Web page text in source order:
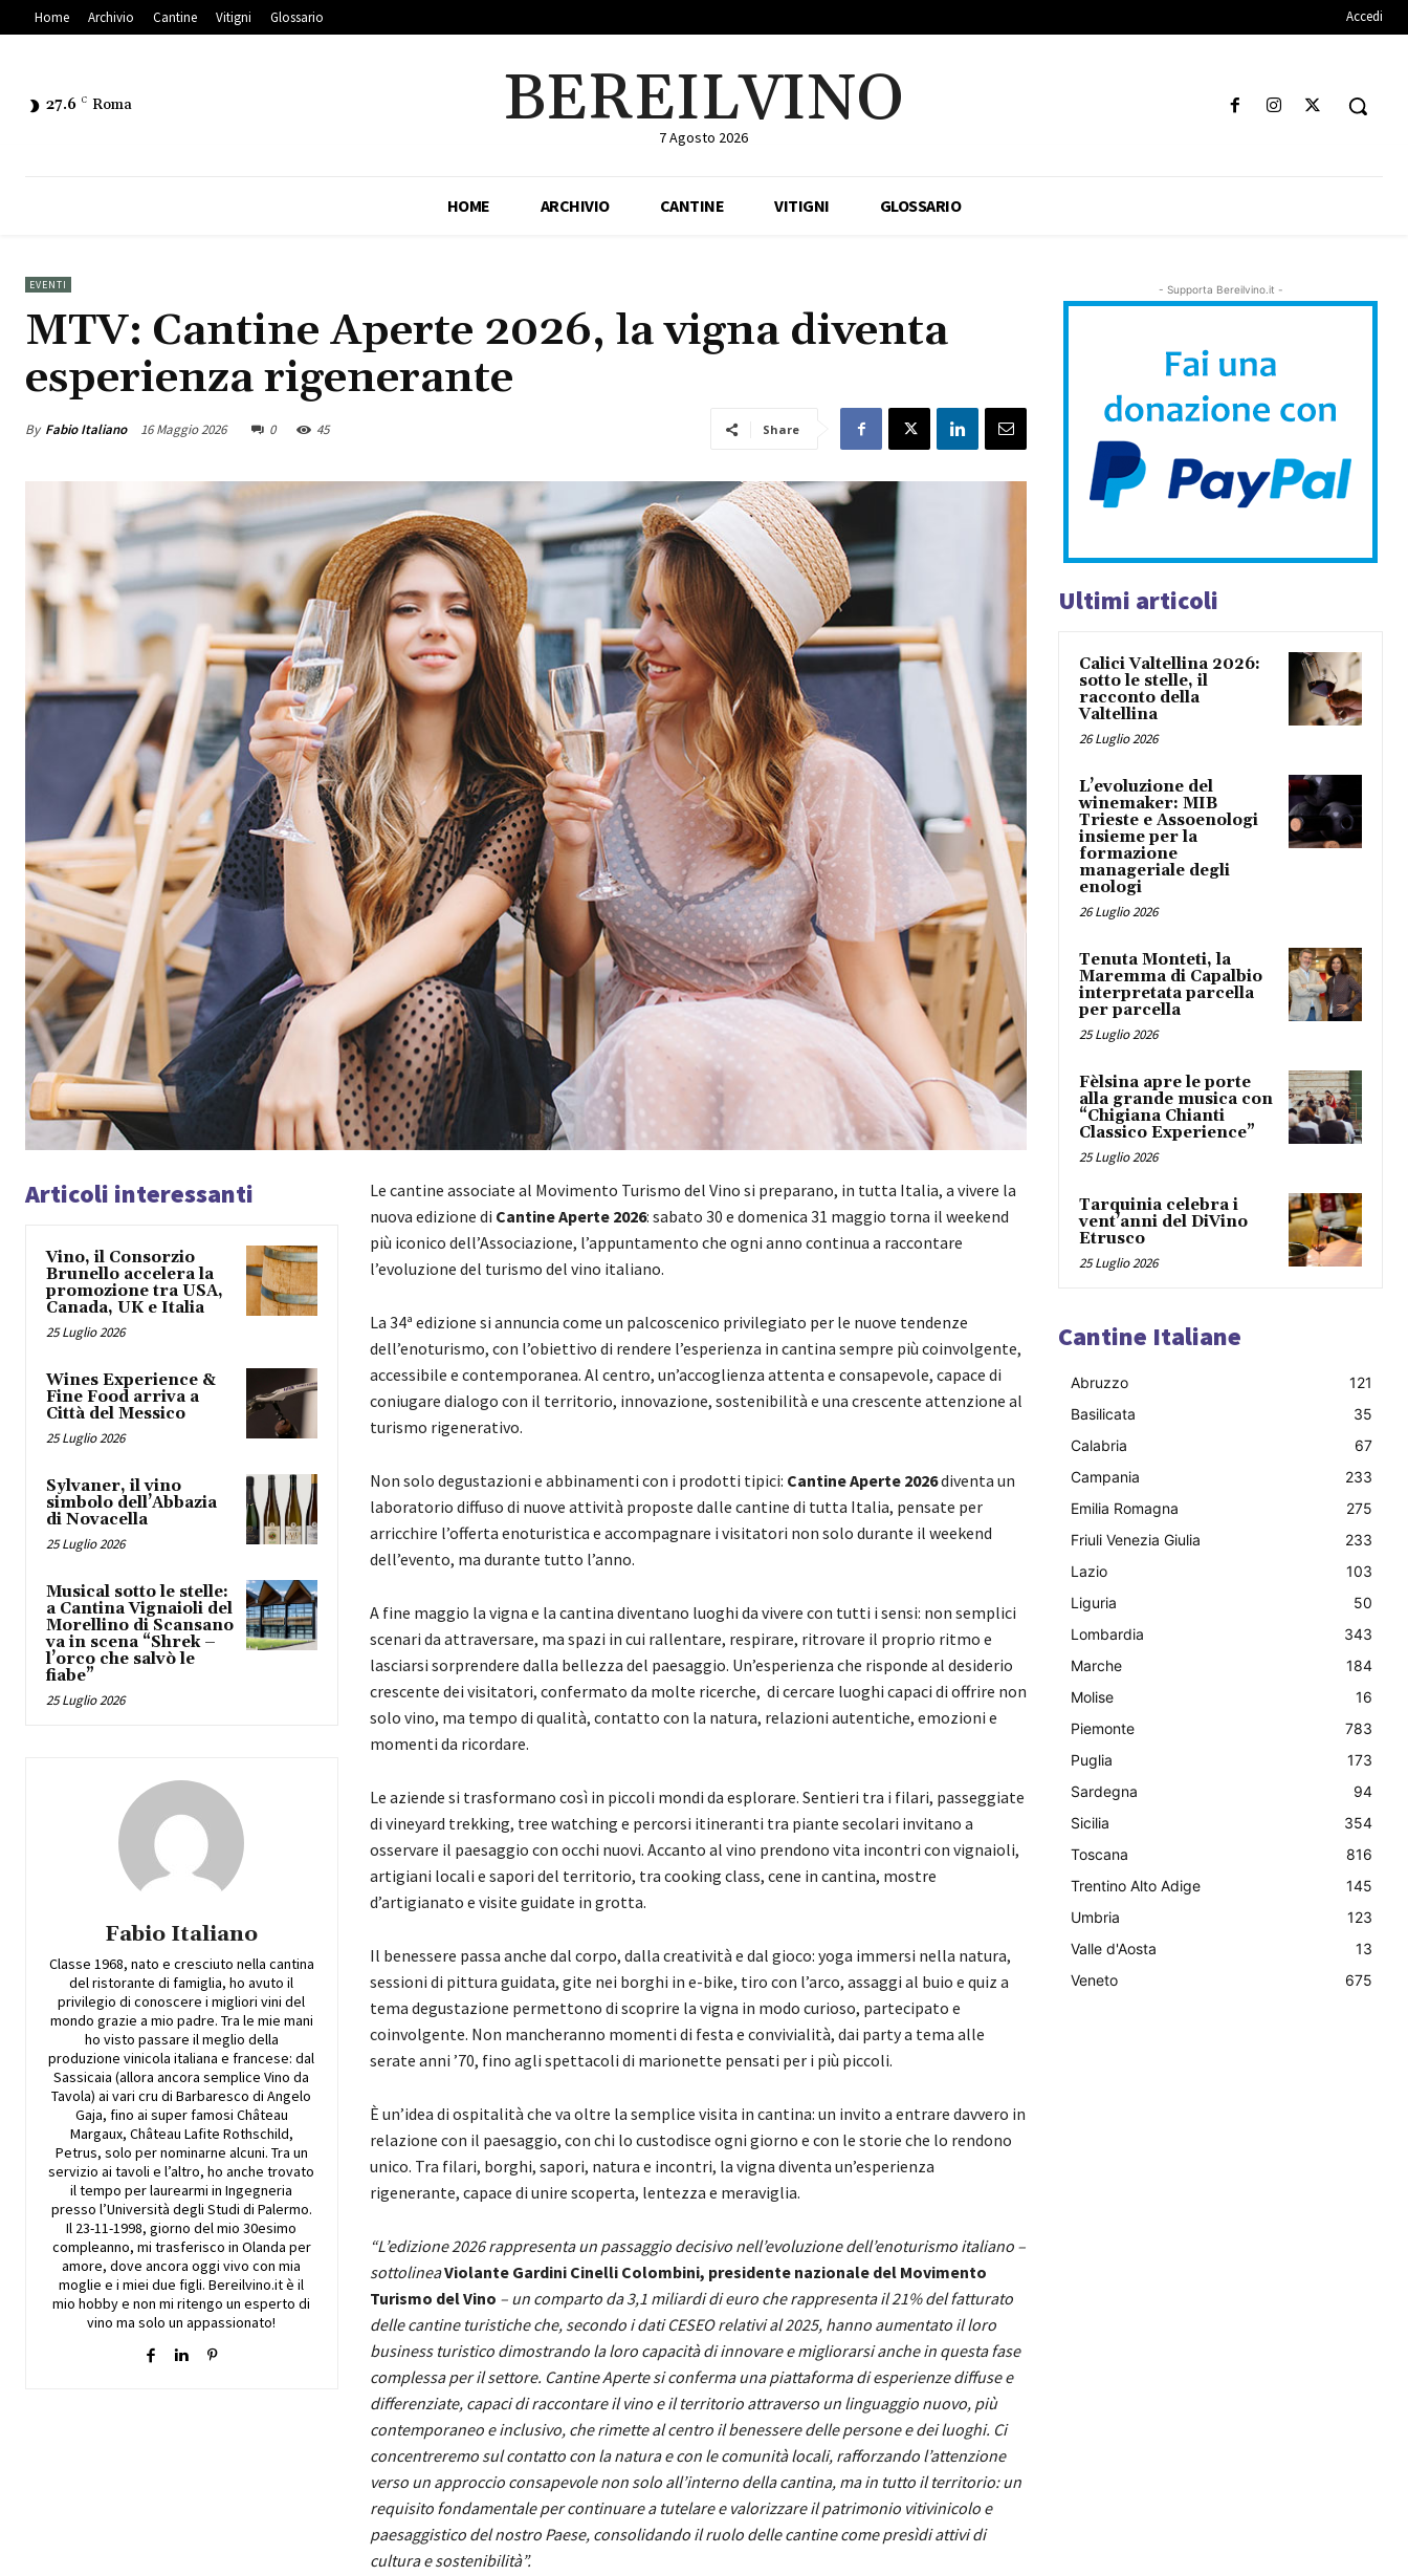
Home Archivio Cantine Vitigni Glossario Accedi
27.6 C Roma BEREILVINO
7 Agosto 2026
HOME ARCHIVIO CANTINE VITIGNI GLOSSARIO
EVENTI
MTV: Cantine Aperte 2026, la vigna diventa
esperienza rigenerante
By Fabio Italiano 16 Maggio 2026 0 45 Share
Articoli interessanti
Vino, il Consorzio
Brunello accelera la
promozione tra USA,
Canada, UK e Italia
25 Luglio 2026
Wines Experience &
Fine Food arriva a
Città del Messico
25 Luglio 2026
Sylvaner, il vino
simbolo dell’Abbazia
di Novacella
25 Luglio 2026
Musical sotto le stelle:
a Cantina Vignaioli del
Morellino di Scansano
va in scena “Shrek –
l’orco che salvò le
fiabe”
25 Luglio 2026
Fabio Italiano
Classe 1968, nato e cresciuto nella cantina
del ristorante di famiglia, ho avuto il
privilegio di conoscere i migliori vini del
mondo grazie a mio padre. Tra le mie mani
ho visto passare il meglio della
produzione vinicola italiana e francese: dal
Sassicaia (allora ancora semplice Vino da
Tavola) ai vari cru di Barbaresco di Angelo
Gaja, fino ai super famosi Château
Margaux, Château Lafite Rothschild,
Petrus, solo per nominarne alcuni. Tra un
servizio ai tavoli e l’altro, ho anche trovato
il tempo per laurearmi in Ingegneria
presso l’Università degli Studi di Palermo.
Il 23-11-1998, giorno del mio 30esimo
compleanno, mi trasferisco in Olanda per
amore, dove ancora oggi vivo con mia
moglie e i miei due figli. Bereilvino.it è il
mio hobby e non mi ritengo un esperto di
vino ma solo un appassionato!
Le cantine associate al Movimento Turismo del Vino si preparano, in tutta Italia, a vivere la
nuova edizione di Cantine Aperte 2026: sabato 30 e domenica 31 maggio torna il weekend
più iconico dell’Associazione, l’appuntamento che ogni anno continua a raccontare
l’evoluzione del turismo del vino italiano.
La 34ª edizione si annuncia come un palcoscenico privilegiato per le nuove tendenze
dell’enoturismo, con l’obiettivo di rendere l’esperienza in cantina sempre più coinvolgente,
accessibile e contemporanea. Al centro, un’accoglienza attenta e consapevole, capace di
coniugare dialogo con il territorio, innovazione, sostenibilità e una crescente attenzione al
turismo rigenerativo.
Non solo degustazioni e abbinamenti con i prodotti tipici: Cantine Aperte 2026diventa un
laboratorio diffuso di nuove attività proposte dalle cantine di tutta Italia, pensate per
arricchire l’offerta enoturistica e accompagnare i visitatori non solo durante il weekend
dell’evento, ma durante tutto l’anno.
A fine maggio la vigna e la cantina diventano luoghi da vivere con tutti i sensi: non semplici
scenari da attraversare, ma spazi in cui rallentare, respirare, ritrovare il proprio ritmo e
lasciarsi sorprendere dalla bellezza del paesaggio. Un’esperienza che risponde al desiderio
crescente dei visitatori, confermato da molte ricerche, di cercare luoghi capaci di offrire non
solo vino, ma tempo di qualità, contatto con la natura, relazioni autentiche, emozioni e
momenti da ricordare.
Le aziende si trasformano così in piccoli mondi da esplorare. Sentieri tra i filari, passeggiate
di vineyard trekking, tree watching e percorsi itineranti tra piante secolari invitano a
osservare il paesaggio con occhi nuovi. Accanto al vino prendono vita incontri con vignaioli,
artigiani locali e sapori del territorio, tra cooking class, cene in cantina, mostre
d’artigianato e visite guidate in grotta.
Il benessere passa anche dal corpo, dalla creatività e dal gioco: yoga immersi nella natura,
sessioni di pittura guidata, gite nei borghi in e-bike, tiro con l’arco, assaggi al buio e quiz a
tema degustazione permettono di scoprire la vigna in modo curioso, partecipato e
coinvolgente. Non mancheranno momenti di festa e convivialità, dai party a tema alle
serate anni ’70, fino agli spettacoli di marionette pensati per i più piccoli.
È un’idea di ospitalità che va oltre la semplice visita in cantina: un invito a entrare davvero in
relazione con il paesaggio, con chi lo custodisce ogni giorno e con le storie che lo rendono
unico. Tra filari, borghi, sapori, natura e incontri, la vigna diventa un’esperienza
rigenerante, capace di unire scoperta, lentezza e meraviglia.
“L’edizione 2026 rappresenta un passaggio decisivo nell’evoluzione dell’enoturismo italiano –
sottolineaViolante Gardini Cinelli Colombini, presidente nazionale del Movimento
Turismo del Vino – un comparto da 3,1 miliardi di euro che rappresenta il 21% del fatturato
delle cantine turistiche che, secondo i dati CESEO relativi al 2025, hanno aumentato il loro
business turistico dimostrando la loro capacità di innovare e migliorarsi anche in questa fase
complessa per il settore. Cantine Aperte si conferma una piattaforma di esperienze diffuse e
differenziate, capaci di raccontare il vino e il territorio attraverso un linguaggio nuovo, più
contemporaneo e inclusivo, che rimette al centro il benessere delle persone e dei luoghi. Ci
concentreremo sul contatto con la natura e con le comunità locali, rafforzando l’attenzione
verso un approccio consapevole non solo all’interno della cantina, ma in tutto il territorio: un
requisito fondamentale per continuare a tutelare e valorizzare il patrimonio vitivinicolo e
paesaggistico del nostro Paese, consolidando il ruolo delle cantine come presìdi attivi di
cultura e sostenibilità”.
- Supporta Bereilvino.it -
Ultimi articoli
Calici Valtellina 2026:
sotto le stelle, il
racconto della
Valtellina
26 Luglio 2026
L’evoluzione del
winemaker: MIB
Trieste e Assoenologi
insieme per la
formazione
manageriale degli
enologi
26 Luglio 2026
Tenuta Monteti, la
Maremma di Capalbio
interpretata parcella
per parcella
25 Luglio 2026
Fèlsina apre le porte
alla grande musica con
“Chigiana Chianti
Classico Experience”
25 Luglio 2026
Tarquinia celebra i
vent’anni del DiVino
Etrusco
25 Luglio 2026
Cantine Italiane
Abruzzo
121
Basilicata
35
Calabria
67
Campania
233
Emilia Romagna
275
Friuli Venezia Giulia
233
Lazio
103
Liguria
50
Lombardia
343
Marche
184
Molise
16
Piemonte
783
Puglia
173
Sardegna
94
Sicilia
354
Toscana
816
Trentino Alto Adige
145
Umbria
123
Valle d'Aosta
13
Veneto
675